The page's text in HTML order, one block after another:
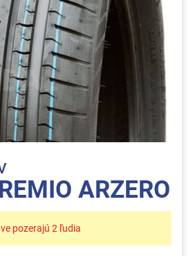
ARZERO
pozerajú 2 ľudia